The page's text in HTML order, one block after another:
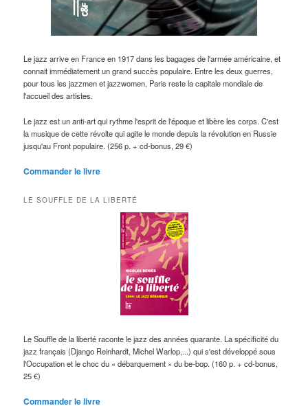
Le jazz arrive en France en 1917 dans les bagages de l'armée américaine, et
connait immédiatement un grand succès populaire. Entre les deux guerres,
pour tous les jazzmen et jazzwomen, Paris reste la capitale mondiale de
l'accueil des artistes.
Le jazz est un anti-art qui rythme l'esprit de l'époque et libère les corps. C'est
la musique de cette révolte qui agite le monde depuis la révolution en Russie
jusqu'au Front populaire. (256 p. + cd-bonus, 29 €)
Commander le livre
LE SOUFFLE DE LA LIBERTÉ
Le Souffle de la liberté raconte le jazz des années quarante. La spécificité du
jazz français (Django Reinhardt, Michel Warlop,...) qui s'est développé sous
l'Occupation et le choc du « débarquement » du be-bop. (160 p. + cd-bonus,
25 €)
Commander le livre